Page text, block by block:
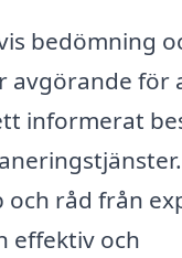
bedömning
avgörande för
informerat
och råd från
effektiv och